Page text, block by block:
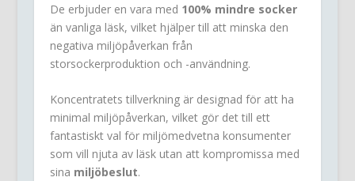
De erbjuder en vara med 100% mindre socker
än vanliga läsk, vilket hjälper till att minska den
negativa miljöpåverkan från
storsockerproduktion och -användning.
Koncentratets tillverkning är designad för att ha
minimal miljöpåverkan, vilket gör det till ett
fantastiskt val för miljömedvetna konsumenter
som vill njuta av läsk utan att kompromissa med
sina miljöbeslut.